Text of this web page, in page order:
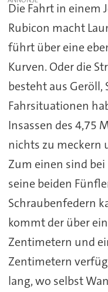
Die Fahrt in einem
Rubicon macht
führt über eine
Kurven. Oder die
besteht aus Geröll,
Fahrsituationen
Insassen des 4,75
nichts zu meckern
Zum einen sind
seine beiden
Schraubenfedern
kommt der über
Zentimetern und
Zentimetern
lang, wo selbst